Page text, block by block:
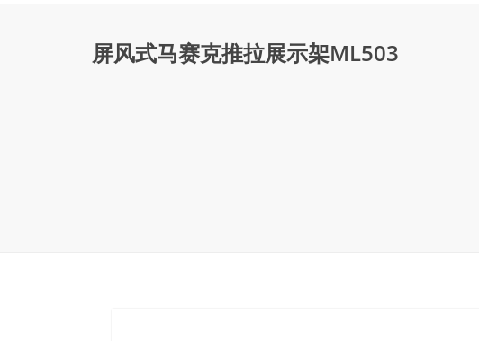
屏风式马赛克推拉展示架ML503